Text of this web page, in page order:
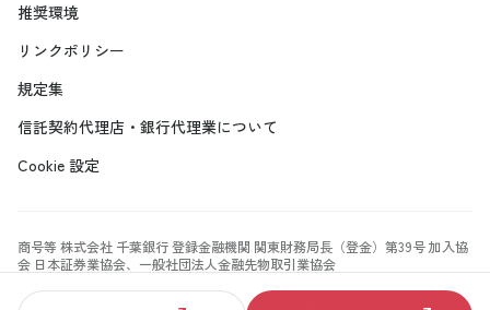
推奨環境
リンクポリシー
規定集
信託契約代理店・銀行代理業について
Cookie 設定
商号等 株式会社 千葉銀行 登録金融機関 関東財務局長（登金）第39号 加入協
会 日本証券業協会、一般社団法人金融先物取引業協会